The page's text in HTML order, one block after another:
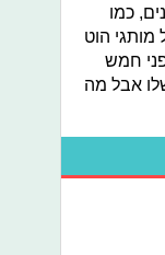
כמו
מותגי הוט
חמש
אבל מה